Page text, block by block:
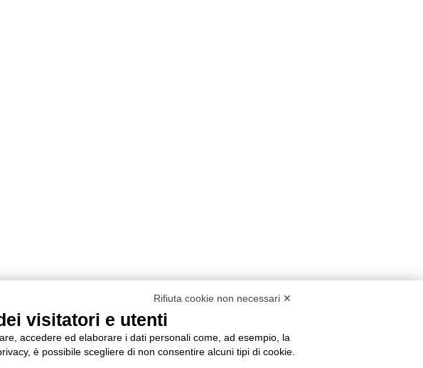
Rifiuta cookie non necessari ✕
visitatori e utenti
accedere ed elaborare i dati personali come, ad esempio, la
è possibile scegliere di non consentire alcuni tipi di cookie.